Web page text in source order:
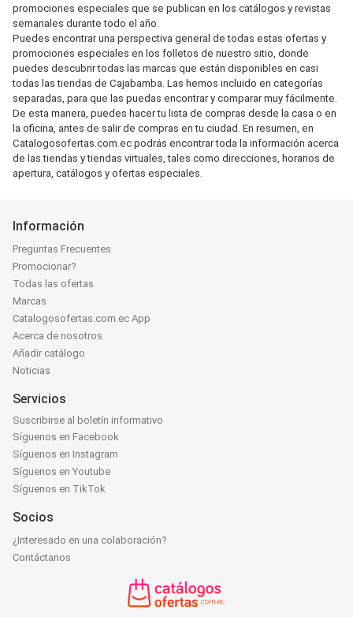
promociones especiales que se publican en los catálogos y revistas
semanales durante todo el año.
Puedes encontrar una perspectiva general de todas estas ofertas y
promociones especiales en los folletos de nuestro sitio, donde
puedes descubrir todas las marcas que están disponibles en casi
todas las tiendas de Cajabamba. Las hemos incluido en categorías
separadas, para que las puedas encontrar y comparar muy fácilmente.
De esta manera, puedes hacer tu lista de compras desde la casa o en
la oficina, antes de salir de compras en tu ciudad. En resumen, en
Catalogosofertas.com.ec podrás encontrar toda la información acerca
de las tiendas y tiendas virtuales, tales como direcciones, horarios de
apertura, catálogos y ofertas especiales.
Información
Preguntas Frecuentes
Promocionar?
Todas las ofertas
Marcas
Catalogosofertas.com.ec App
Acerca de nosotros
Añadir catálogo
Noticias
Servicios
Suscribirse al boletín informativo
Síguenos en Facebook
Síguenos en Instagram
Síguenos en Youtube
Síguenos en TikTok
Socios
¿Interesado en una colaboración?
Contáctanos